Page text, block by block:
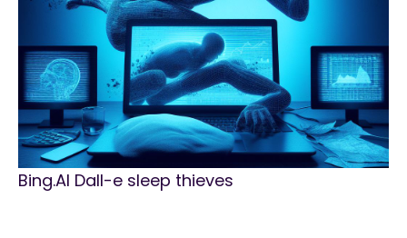
Bing.AI Dall-e sleep thieves